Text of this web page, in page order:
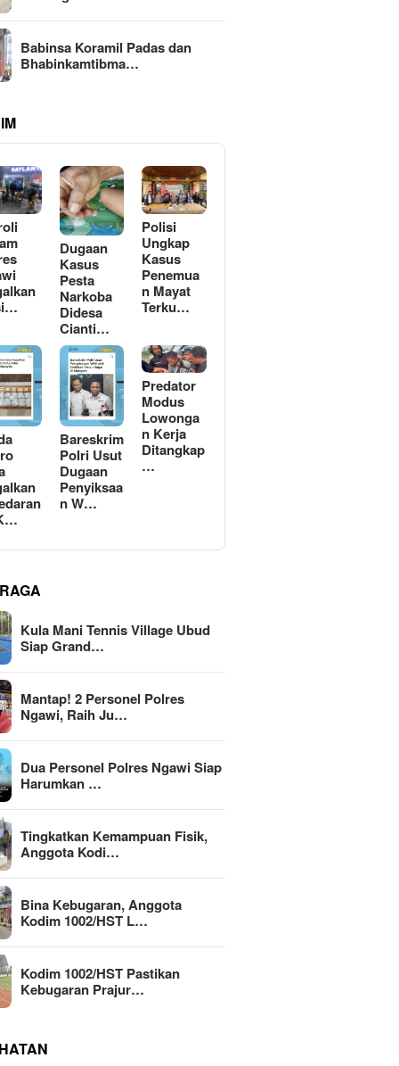
Babinsa Koramil Padas dan
Bhabinkamtibma…
Dugaan
Kasus
Pesta
Narkoba
Didesa
Cianti…
Polisi
Ungkap
Kasus
Penemua
n Mayat
Terku…
Bareskrim
Polri Usut
Dugaan
Penyiksaa
n W…
Predator
Modus
Lowonga
n Kerja
Ditangkap
…
Kula Mani Tennis Village Ubud
Siap Grand…
Mantap! 2 Personel Polres
Ngawi, Raih Ju…
Dua Personel Polres Ngawi Siap
Harumkan …
Tingkatkan Kemampuan Fisik,
Anggota Kodi…
Bina Kebugaran, Anggota
Kodim 1002/HST L…
Kodim 1002/HST Pastikan
Kebugaran Prajur…